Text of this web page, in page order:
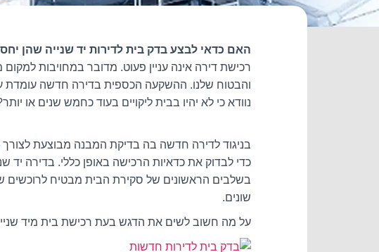
האם כדאי לבצע בדק בית לדירות יד שנייה שהן
רכישת דירה אינה עניין פעוט. מדובר במחויבות
והבטוח שלנו. ההשקעה הכספית בדירה חדשה עומדת
נוודא כי לא יהיו בבית ליקויים בעוד כחמש שנים או
בניגוד לדירה חדשה בה בדיקת המבנה מבוצעת לצורך
כדי לבדוק את כדאיות הרכישה באופן כללי. בדירה יד
בשלבים הראשונים של סקירת הבית מבטיח לרוכשים
שונים.
על מה חשוב לשים את הדגש בעת רכישת בית מיד